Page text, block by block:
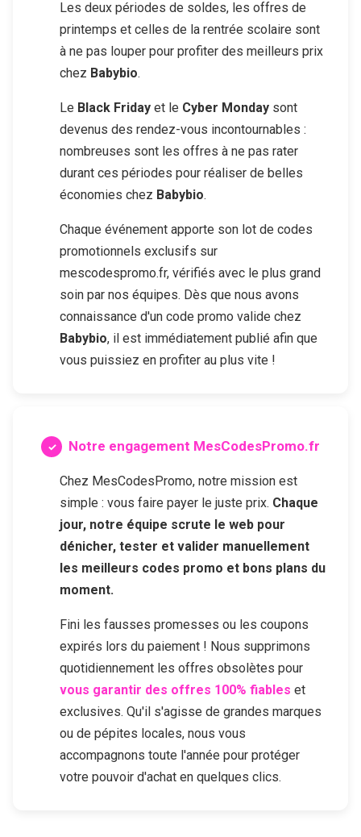
Les deux périodes de soldes, les offres de
printemps et celles de la rentrée scolaire sont
à ne pas louper pour profiter des meilleurs prix
chez Babybio.
Le Black Friday et le Cyber Monday sont
devenus des rendez-vous incontournables :
nombreuses sont les offres à ne pas rater
durant ces périodes pour réaliser de belles
économies chez Babybio.
Chaque événement apporte son lot de codes
promotionnels exclusifs sur
mescodespromo.fr, vérifiés avec le plus grand
soin par nos équipes. Dès que nous avons
connaissance d'un code promo valide chez
Babybio, il est immédiatement publié afin que
vous puissiez en profiter au plus vite !
Notre engagement MesCodesPromo.fr
Chez MesCodesPromo, notre mission est
simple : vous faire payer le juste prix. Chaque
jour, notre équipe scrute le web pour
dénicher, tester et valider manuellement
les meilleurs codes promo et bons plans du
moment.
Fini les fausses promesses ou les coupons
expirés lors du paiement ! Nous supprimons
quotidiennement les offres obsolètes pour
vous garantir des offres 100% fiables et
exclusives. Qu'il s'agisse de grandes marques
ou de pépites locales, nous vous
accompagnons toute l'année pour protéger
votre pouvoir d'achat en quelques clics.